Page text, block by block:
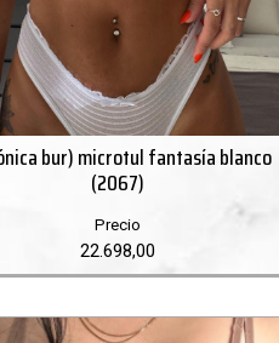
bur) microtul fantasía blanco
(2067)
Precio
22.698,00